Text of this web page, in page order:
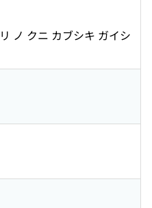
ノ クニ カブシキ ガイシ